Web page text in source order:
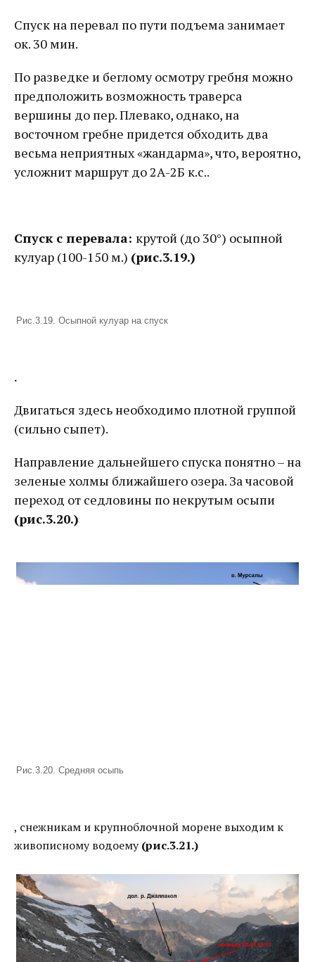
Спуск на перевал по пути подъема занимает
ок. 30 мин.
По разведке и беглому осмотру гребня можно
предположить возможность траверса
вершины до пер. Плевако, однако, на
восточном гребне придется обходить два
весьма неприятных «жандарма», что, вероятно,
усложнит маршрут до 2А-2Б к.с..
Спуск с перевала: крутой (до 30°) осыпной
кулуар (100-150 м.) (рис.3.19.)
Рис.3.19. Осыпной кулуар на спуск
.
Двигаться здесь необходимо плотной группой
(сильно сыпет).
Направление дальнейшего спуска понятно – на
зеленые холмы ближайшего озера. За часовой
переход от седловины по некрутым осыпи
(рис.3.20.)
Рис.3.20. Средняя осыпь
, снежникам и крупноблочной морене выходим к
живописному водоему(рис.3.21.)